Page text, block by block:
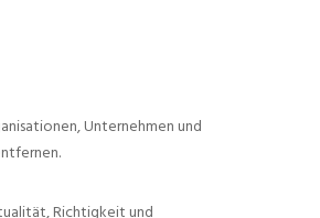
Unternehmen und
Richtigkeit und